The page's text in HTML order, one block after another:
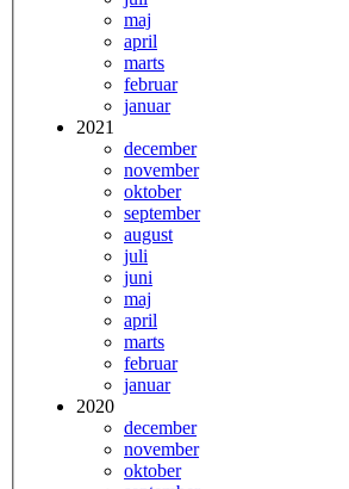
maj
april
marts
februar
januar
2021
december
november
oktober
september
august
juli
juni
maj
april
marts
februar
januar
2020
december
november
oktober